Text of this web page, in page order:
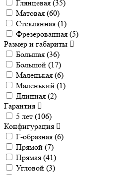
Глянцевая (35)
Матовая (60)
Стеклянная (1)
Фрезерованная (5)
Размер и габариты
Большая (36)
Большой (17)
Маленькая (6)
Маленький (1)
Длинная (2)
Гарантия
5 лет (106)
Конфигурация
Г-образная (6)
Прямой (7)
Прямая (41)
Угловой (3)